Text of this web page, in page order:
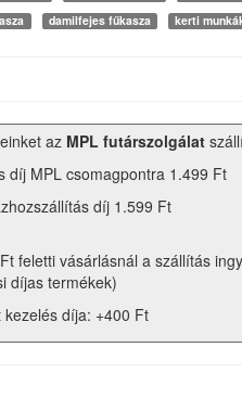
damilfejes fűkasza kerti
az MPL futárszolgálat
díj MPL csomagpontra 1.499 Ft
díj 1.599 Ft
feletti vásárlásnál a szállítás
díjas termékek)
kezelés díja: +400 Ft